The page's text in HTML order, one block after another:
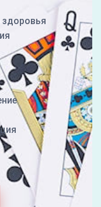
здоровья